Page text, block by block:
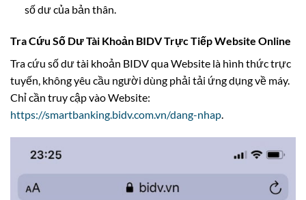
số dư của bản thân.
Tra Cứu Số Dư Tài Khoản BIDV Trực Tiếp Website Online
Tra cứu số dư tài khoản BIDV qua Website là hình thức trực
tuyến, không yêu cầu người dùng phải tải ứng dụng về máy.
Chỉ cần truy cập vào Website:
https://smartbanking.bidv.com.vn/dang-nhap.